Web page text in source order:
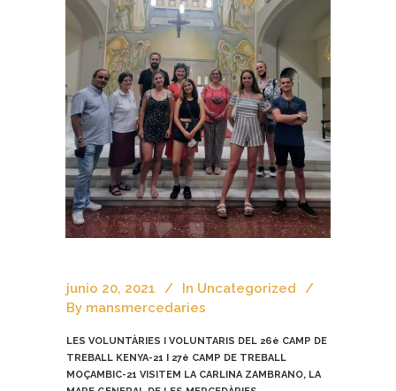
junio 20, 2021 In Uncategorized
By mansmercedaries
LES VOLUNTÀRIES I VOLUNTARIS DEL 26è CAMP DE
TREBALL KENYA-21 I 27è CAMP DE TREBALL
MOÇAMBIC-21 VISITEM LA CARLINA ZAMBRANO, LA